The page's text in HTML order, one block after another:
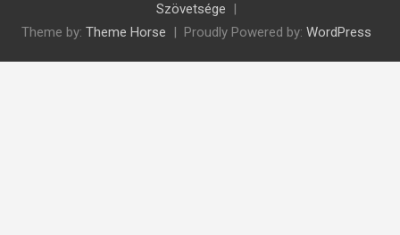
Szövetsége
Theme by: Theme Horse Proudly Powered by: WordPress